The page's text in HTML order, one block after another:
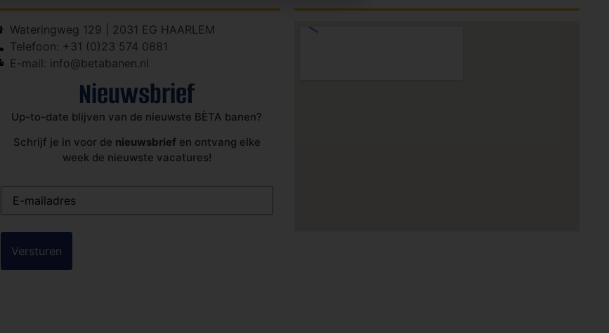
Wateringweg 129 | 2031 EG HAARLEM
Telefoon: +31 (0)23 574 0881
E-mail: info@betabanen.nl
Nieuwsbrief
Up-to-date blijven van de nieuwste BÈTA banen?
Schrijf je in voor de nieuwsbrief en ontvang elke
week de nieuwste vacatures!
E-
mailadres(Vereist)